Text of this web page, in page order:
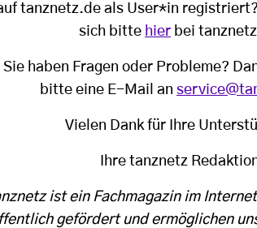
tanznetz.de als User*in
sich bitte hier bei
Sie haben Fragen oder Probleme?
bitte eine E-Mail an
Vielen Dank für Ihre
Ihre tanznetz
ist ein Fachmagazin im
gefördert und ermöglichen